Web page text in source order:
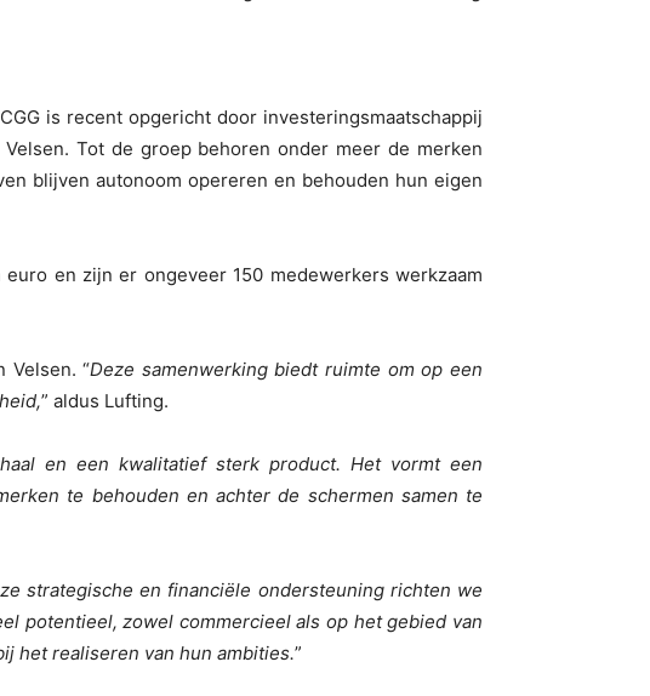
is recent opgericht door investeringsmaatschappij
Tot de groep behoren onder meer de merken
blijven autonoom opereren en behouden hun eigen
en zijn er ongeveer 150 medewerkers werkzaam
Velsen. “Deze samenwerking biedt ruimte om op een
” aldus Lufting.
en een kwalitatief sterk product. Het vormt een
te behouden en achter de schermen samen te
strategische en financiële ondersteuning richten we
potentieel, zowel commercieel als op het gebied van
het realiseren van hun ambities.”